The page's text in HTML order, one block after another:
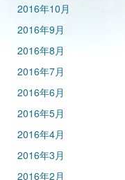
2016年10月
2016年9月
2016年8月
2016年7月
2016年6月
2016年5月
2016年4月
2016年3月
2016年2月